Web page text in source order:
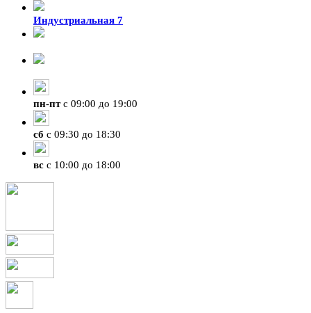
Индустриальная 7
пн-птс 09:00 до 19:00
сб с 09:30 до 18:30
вс с 10:00 до 18:00